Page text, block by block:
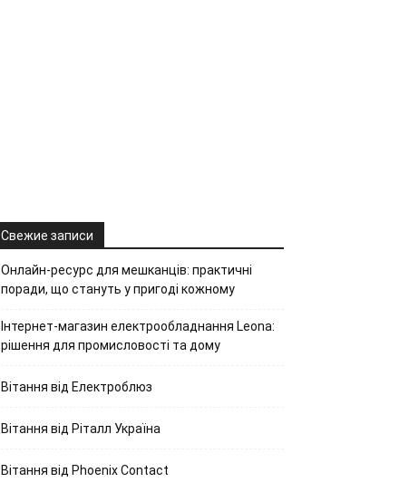
Свежие записи
Онлайн-ресурс для мешканців: практичні
поради, що стануть у пригоді кожному
Інтернет-магазин електрообладнання Leona:
рішення для промисловості та дому
Вітання від Електроблюз
Вітання від Ріталл Україна
Вітання від Phoenix Contact